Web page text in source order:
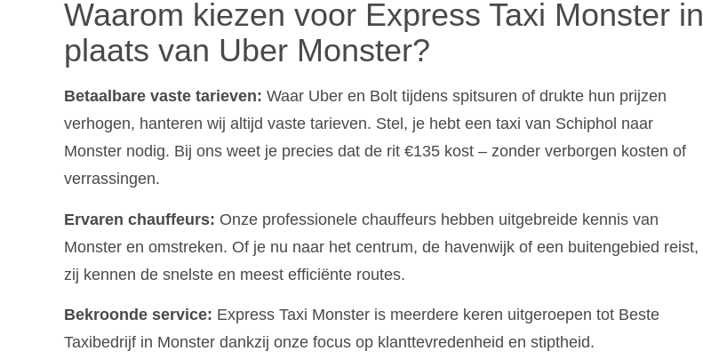
Waarom kiezen voor Express Taxi Monster in
plaats van Uber Monster?
Betaalbare vaste tarieven: Waar Uber en Bolt tijdens spitsuren of drukte hun prijzen
verhogen, hanteren wij altijd vaste tarieven. Stel, je hebt een taxi van Schiphol naar
Monster nodig. Bij ons weet je precies dat de rit €135 kost – zonder verborgen kosten of
verrassingen.
Ervaren chauffeurs: Onze professionele chauffeurs hebben uitgebreide kennis van
Monster en omstreken. Of je nu naar het centrum, de havenwijk of een buitengebied reist,
zij kennen de snelste en meest efficiënte routes.
Bekroonde service: Express Taxi Monster is meerdere keren uitgeroepen tot Beste
Taxibedrijf in Monster dankzij onze focus op klanttevredenheid en stiptheid.